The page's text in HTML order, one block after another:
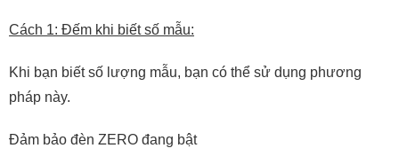
Cách 1: Đếm khi biết số mẫu:
Khi bạn biết số lượng mẫu, bạn có thể sử dụng phương
pháp này.
Đảm bảo đèn ZERO đang bật